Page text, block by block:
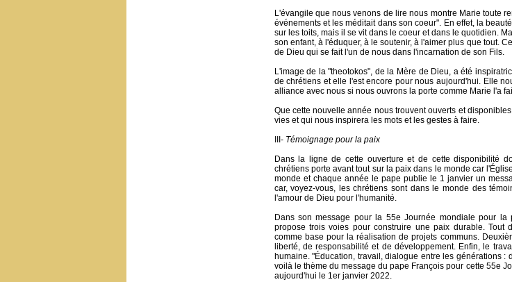
L'évangile que nous venons de lire nous montre Marie toute
événements et les méditait dans son coeur". En effet, la
sur les toits, mais il se vit dans le coeur et dans le quotidien.
son enfant, à l'éduquer, à le soutenir, à l'aimer plus que tout.
de Dieu qui se fait l'un de nous dans l'incarnation de son Fils.
L'image de la "theotokos", de la Mère de Dieu, a été
de chrétiens et elle l'est encore pour nous aujourd'hui. Elle
alliance avec nous si nous ouvrons la porte comme Marie l'a
Que cette nouvelle année nous trouvent ouverts et
vies et qui nous inspirera les mots et les gestes à faire.
III- Témoignage pour la paix
Dans la ligne de cette ouverture et de cette disponibilité
chrétiens porte avant tout sur la paix dans le monde car
monde et chaque année le pape publie le 1 janvier un
car, voyez-vous, les chrétiens sont dans le monde des
l'amour de Dieu pour l'humanité.
Dans son message pour la 55e Journée mondiale pour
propose trois voies pour construire une paix durable. Tout
comme base pour la réalisation de projets communs.
liberté, de responsabilité et de développement. Enfin, le
humaine. "Éducation, travail, dialogue entre les générations
voilà le thème du message du pape François pour cette 55e
aujourd'hui le 1er janvier 2022.